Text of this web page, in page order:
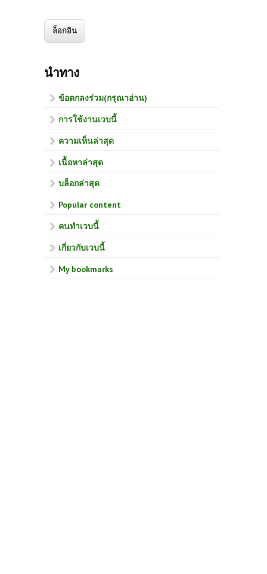
นำทาง
ข้อตกลงร่วม(กรุณาอ่าน)
การใช้งานเวบนี้
ความเห็นล่าสุด
เนื้อหาล่าสุด
บล็อกล่าสุด
Popular content
คนทำเวบนี้
เกี่ยวกับเวบนี้
My bookmarks